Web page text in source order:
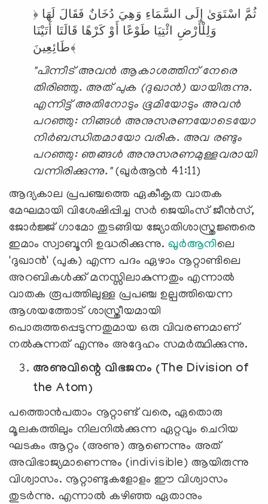
﴿
ثُمَّ اسْتَوَىٰ إِلَى السَّمَاءِ وَهِيَ دُخَانٌ فَقَالَ لَهَا
وَلِلْأَرْضِ ائْتِيَا طَوْعًا أَوْ كَرْهًا قَالَتَا أَتَيْنَا
طَائِعِينَ﴾
"പിന്നീട് അവൻ ആകാശത്തിന് നേരെ
തിരിഞ്ഞു. അത് പുക (ദുഖാൻ) യായിരുന്നു.
എന്നിട്ട് അതിനോടും ഭൂമിയോടും അവൻ
പറഞ്ഞു: നിങ്ങൾ അനുസരണയോടെയോ
നിർബന്ധിതമായോ വരിക. അവ രണ്ടും
പറഞ്ഞു: ഞങ്ങൾ അനുസരണമുള്ളവരായി
വന്നിരിക്കുന്നു."(ഖുർആൻ 41:11)
ആദ്യകാല പ്രപഞ്ചത്തെ ഏകീകൃത വാതക
മേഘമായി വിശേഷിപ്പിച്ച സർ ജെയിംസ് ജീൻസ്,
ജോർജ്ജ് ഗാമോ തുടങ്ങിയ ജ്യോതിശാസ്ത്രജ്ഞരെ
ഇമാം സ്വാബൂനി ഉദ്ധരിക്കുന്നു.ഖുർആനിലെ
'ദുഖാൻ' (പുക) എന്ന പദം ഏഴാം നൂറ്റാണ്ടിലെ
അറബികൾക്ക് മനസ്സിലാകുന്നതും എന്നാൽ
വാതക രൂപത്തിലുള്ള പ്രപഞ്ച ഉല്പത്തിയെന്ന
ആശയത്തോട് ശാസ്ത്രീയമായി
പൊരുത്തപ്പെടുന്നതുമായ ഒരു വിവരണമാണ്
നൽകുന്നത് എന്നും അദ്ദേഹം സമര്‍ത്ഥിക്കുന്നു.
അണുവിന്റെ വിഭജനം (The Division of
the Atom)
പത്തൊൻപതാം നൂറ്റാണ്ട് വരെ, ഏതൊരു
മൂലകത്തിലും നിലനിൽക്കുന്ന ഏറ്റവും ചെറിയ
ഘടകം ആറ്റം (അണു) ആണെന്നും അത്
അവിഭാജ്യമാണെന്നും (indivisible) ആയിരുന്നു
വിശ്വാസം. നൂറ്റാണ്ടുകളോളം ഈ വിശ്വാസം
തുടർന്നു. എന്നാൽ കഴിഞ്ഞ ഏതാനും